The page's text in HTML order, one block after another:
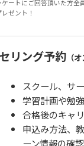
ートにご回答頂いた方全
ゼント！
リング予約（オ
スクール、サ
学習計画や勉
合格後のキャ
申込み方法、
ーン情報の確認